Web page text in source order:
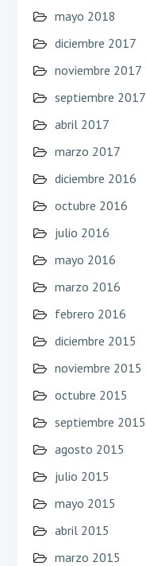
mayo 2018
diciembre 2017
noviembre 2017
septiembre 2017
abril 2017
marzo 2017
diciembre 2016
octubre 2016
julio 2016
mayo 2016
marzo 2016
febrero 2016
diciembre 2015
noviembre 2015
octubre 2015
septiembre 2015
agosto 2015
julio 2015
mayo 2015
abril 2015
marzo 2015